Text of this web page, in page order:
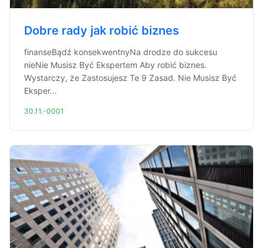
Dobre rady jak robić biznes
finanseBądź konsekwentnyNa drodze do sukcesu
nieNie Musisz Być Ekspertem Aby robić biznes.
Wystarczy, że Zastosujesz Te 9 Zasad. Nie Musisz Być
Eksper...
30.11.-0001